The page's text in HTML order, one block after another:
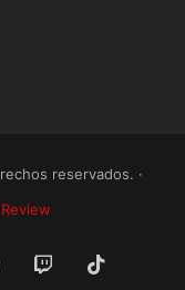
reservados. ·
Twitch